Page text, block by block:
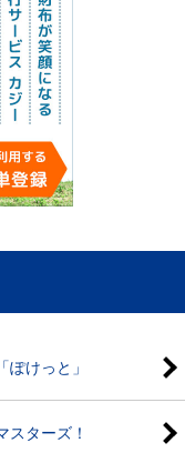
けっと」
ターズ！